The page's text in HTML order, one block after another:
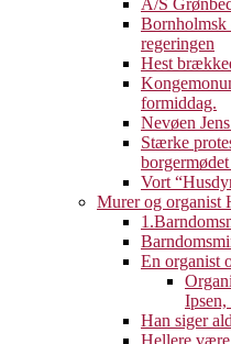
A/S
Bornholmsk
regeringen
Hest
formiddag.
Nevøen
Stærke
Vort
Murer og organist
En organist
Ipsen,
Han siger